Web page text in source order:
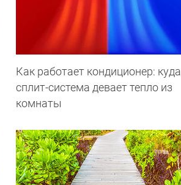
Как работает кондиционер: куда
сплит-система девает тепло из
комнаты